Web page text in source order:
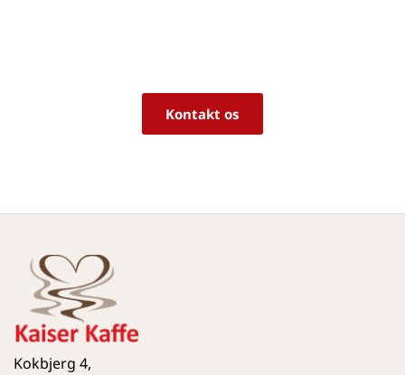
Kontakt os
Kokbjerg 4,